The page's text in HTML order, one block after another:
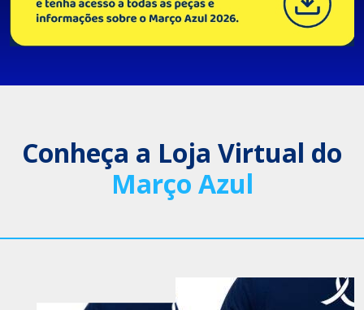
Conheça a Loja Virtual do
Março Azul